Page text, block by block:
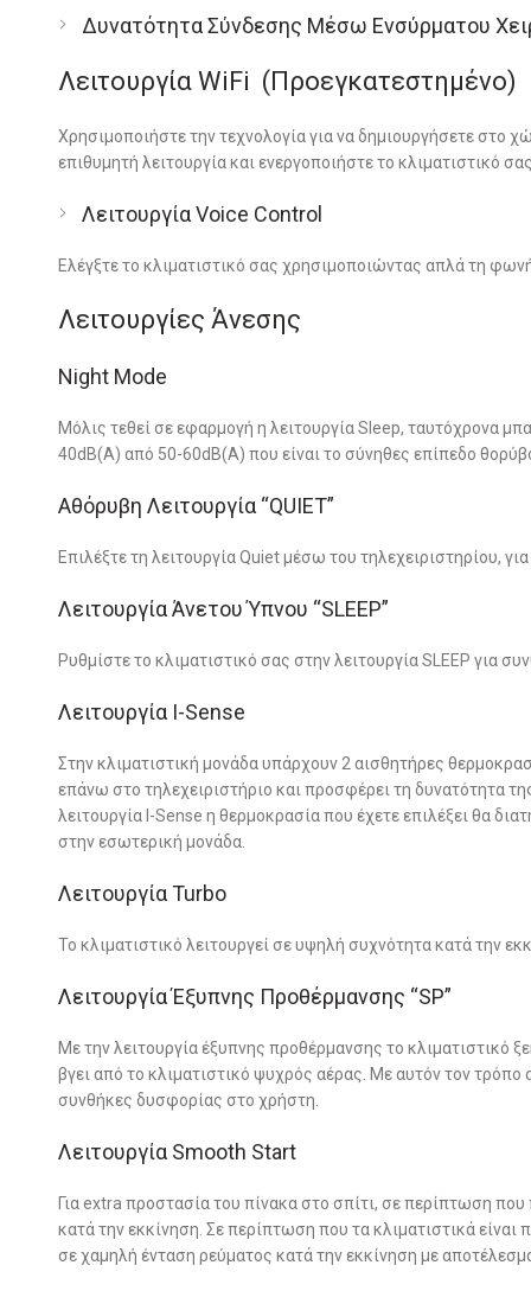
Δυνατότητα Σύνδεσης Μέσω Ενσύρματου
Λειτουργία WiFi (Προεγκατεστημένο)
Χρησιμοποιήστε την τεχνολογία για να δημιουργήσετε στο
επιθυμητή λειτουργία και ενεργοποιήστε το κλιματιστικό
Λειτουργία Voice Control
Ελέγξτε το κλιματιστικό σας χρησιμοποιώντας απλά τη
Λειτουργίες Άνεσης
Night Mode
Μόλις τεθεί σε εφαρμογή η λειτουργία Sleep, ταυτόχρονα
40dB(A) από 50-60dB(A) που είναι το σύνηθες επίπεδο
Αθόρυβη Λειτουργία “QUIET”
Επιλέξτε τη λειτουργία Quiet μέσω του τηλεχειριστηρίου,
Λειτουργία Άνετου Ύπνου “SLEEP”
Ρυθμίστε το κλιματιστικό σας στην λειτουργία SLEEP για
Λειτουργία I-Sense
Στην κλιματιστική μονάδα υπάρχουν 2 αισθητήρες
επάνω στο τηλεχειριστήριο και προσφέρει τη δυνατότητα
λειτουργία I-Sense η θερμοκρασία που έχετε επιλέξει θα
στην εσωτερική μονάδα.
Λειτουργία Turbo
Το κλιματιστικό λειτουργεί σε υψηλή συχνότητα κατά την
Λειτουργία Έξυπνης Προθέρμανσης “SP”
Με την λειτουργία έξυπνης προθέρμανσης το κλιματιστικό
βγει από το κλιματιστικό ψυχρός αέρας. Με αυτόν τον
συνθήκες δυσφορίας στο χρήστη.
Λειτουργία Smooth Start
Για extra προστασία του πίνακα στο σπίτι, σε περίπτωση
κατά την εκκίνηση. Σε περίπτωση που τα κλιματιστικά
σε χαμηλή ένταση ρεύματος κατά την εκκίνηση με